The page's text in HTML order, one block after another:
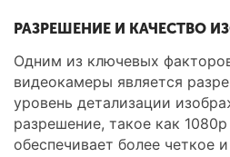
РАЗРЕШЕНИЕ И КАЧЕСТВО
Одним из ключевых
видеокамеры является
уровень детализации
разрешение, такое как
обеспечивает более четкое